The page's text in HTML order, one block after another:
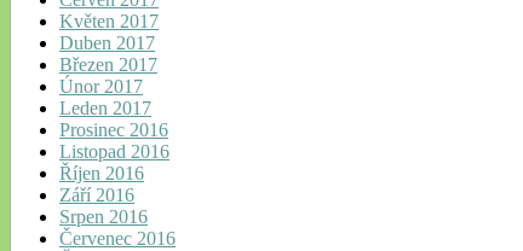
Květen 2017
Duben 2017
Březen 2017
Únor 2017
Leden 2017
Prosinec 2016
Listopad 2016
Říjen 2016
Září 2016
Srpen 2016
Červenec 2016